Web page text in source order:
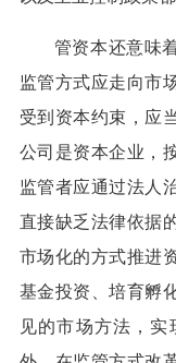
管资本还意味
监管方式应走向市
受到资本约束，应
公司是资本企业，
监管者应通过法人
直接缺乏法律依据
市场化的方式推进
基金投资、培育孵
见的市场方法，